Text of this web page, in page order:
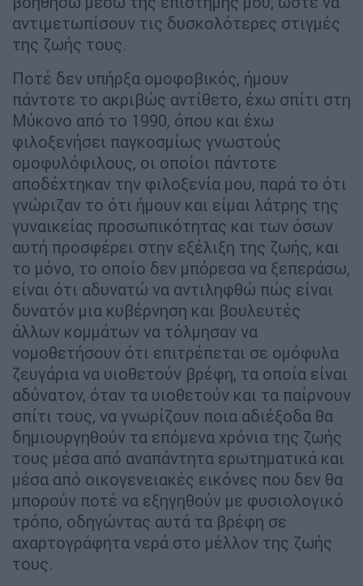
αντιμετωπίσουν τις δυσκολότερες στιγμές
της ζωής τους.
Ποτέ δεν υπήρξα ομοφοβικός, ήμουν
πάντοτε το ακριβώς αντίθετο, έχω σπίτι στη
Μύκονο από το 1990, όπου και έχω
φιλοξενήσει παγκοσμίως γνωστούς
ομοφυλόφιλους, οι οποίοι πάντοτε
αποδέχτηκαν την φιλοξενία μου, παρά το ότι
γνώριζαν το ότι ήμουν και είμαι λάτρης της
γυναικείας προσωπικότητας και των όσων
αυτή προσφέρει στην εξέλιξη της ζωής, και
το μόνο, το οποίο δεν μπόρεσα να ξεπεράσω,
είναι ότι αδυνατώ να αντιληφθώ πώς είναι
δυνατόν μια κυβέρνηση και βουλευτές
άλλων κομμάτων να τόλμησαν να
νομοθετήσουν ότι επιτρέπεται σε ομόφυλα
ζευγάρια να υιοθετούν βρέφη, τα οποία είναι
αδύνατον, όταν τα υιοθετούν και τα παίρνουν
σπίτι τους, να γνωρίζουν ποια αδιέξοδα θα
δημιουργηθούν τα επόμενα χρόνια της ζωής
τους μέσα από αναπάντητα ερωτηματικά και
μέσα από οικογενειακές εικόνες που δεν θα
μπορούν ποτέ να εξηγηθούν με φυσιολογικό
τρόπο, οδηγώντας αυτά τα βρέφη σε
αχαρτογράφητα νερά στο μέλλον της ζωής
τους.